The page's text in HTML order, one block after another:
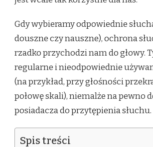
Gdy wybieramy odpowiednie
douszne czy nauszne), ochrona
rzadko przychodzi nam do głowy.
regularne i nieodpowiednie
(na przykład, przy głośności
połowę skali), niemalże na pewno
posiadacza do przytępienia słuchu.
Spis treści